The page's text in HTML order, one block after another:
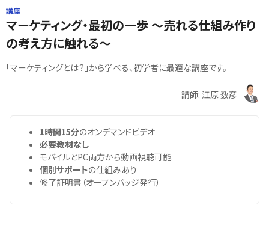
講座
マーケティング・最初の一歩 ～売れる仕組み作り
の考え方に触れる～
「マーケティングとは？」から学べる、初学者に最適な講座です。
講師: 江原 数彦
1時間15分のオンデマンドビデオ
必要教材なし
モバイルとPC両方から動画視聴可能
個別サポートの仕組みあり
修了証明書（オープンバッジ発行）